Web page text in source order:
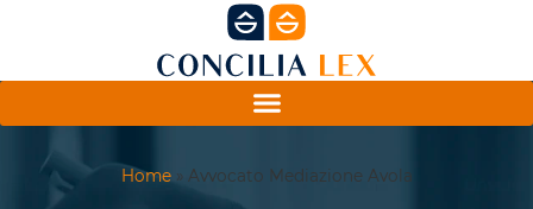
Home» Avvocato Mediazione Avola